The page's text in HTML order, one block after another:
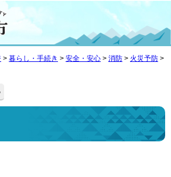
> 暮らし・手続き > 安全・安心 > 消防 > 火災予防 >